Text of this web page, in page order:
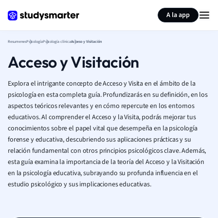
A la app
ResumenesPsicologíaPsicología clínicaAcceso y Visitación
Acceso y Visitación
Explora el intrigante concepto de Acceso y Visita en el ámbito de la
psicología en esta completa guía. Profundizarás en su definición, en los
aspectos teóricos relevantes y en cómo repercute en los entornos
educativos. Al comprender el Acceso y la Visita, podrás mejorar tus
conocimientos sobre el papel vital que desempeña en la psicología
forense y educativa, descubriendo sus aplicaciones prácticas y su
relación fundamental con otros principios psicológicos clave. Además,
esta guía examina la importancia de la teoría del Acceso y la Visitación
en la psicología educativa, subrayando su profunda influencia en el
estudio psicológico y sus implicaciones educativas.
Resumir página